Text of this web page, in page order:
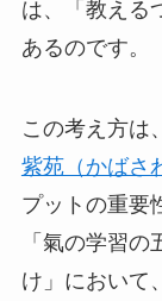
は、「教える
あるのです。
この考え方は
紫苑（かばさ
プットの重要
「氣の学習
け」において